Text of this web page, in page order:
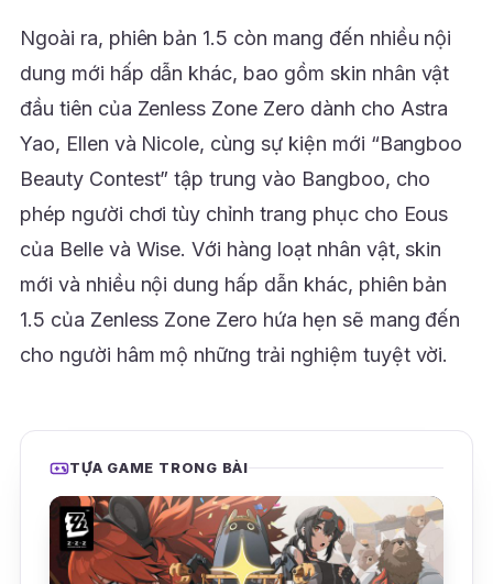
Ngoài ra, phiên bản 1.5 còn mang đến nhiều nội
dung mới hấp dẫn khác, bao gồm skin nhân vật
đầu tiên của Zenless Zone Zero dành cho Astra
Yao, Ellen và Nicole, cùng sự kiện mới “Bangboo
Beauty Contest” tập trung vào Bangboo, cho
phép người chơi tùy chỉnh trang phục cho Eous
của Belle và Wise. Với hàng loạt nhân vật, skin
mới và nhiều nội dung hấp dẫn khác, phiên bản
1.5 của Zenless Zone Zero hứa hẹn sẽ mang đến
cho người hâm mộ những trải nghiệm tuyệt vời.
TỰA GAME TRONG BÀI